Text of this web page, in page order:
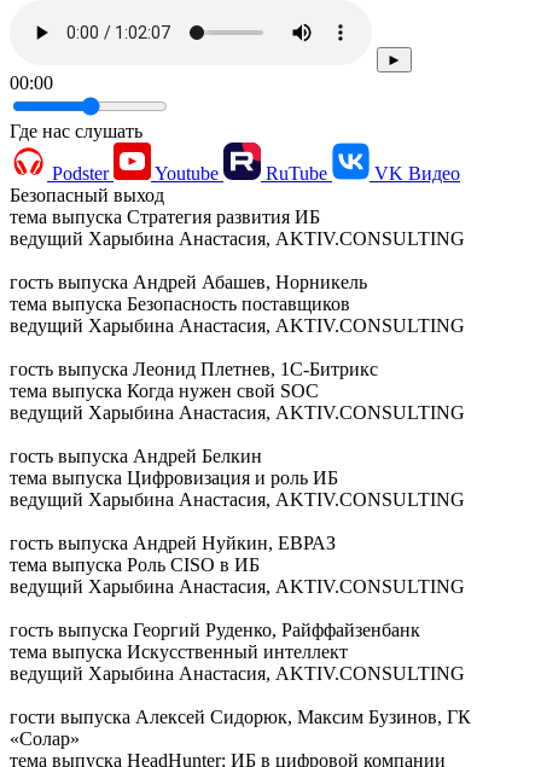
►
00:00
Где нас слушать
Podster Youtube RuTube
VK Видео
Безопасный выход
тема выпуска Стратегия развития ИБ
ведущий Харыбина Анастасия, AKTIV.CONSULTING
гость выпуска Андрей Абашев, Норникель
тема выпуска Безопасность поставщиков
ведущий Харыбина Анастасия, AKTIV.CONSULTING
гость выпуска Леонид Плетнев, 1С-Битрикс
тема выпуска Когда нужен свой SOC
ведущий Харыбина Анастасия, AKTIV.CONSULTING
гость выпуска Андрей Белкин
тема выпуска Цифровизация и роль ИБ
ведущий Харыбина Анастасия, AKTIV.CONSULTING
гость выпуска Андрей Нуйкин, ЕВРАЗ
тема выпуска Роль CISO в ИБ
ведущий Харыбина Анастасия, AKTIV.CONSULTING
гость выпуска Георгий Руденко, Райффайзенбанк
тема выпуска Искусственный интеллект
ведущий Харыбина Анастасия, AKTIV.CONSULTING
гости выпуска Алексей Сидорюк, Максим Бузинов, ГК
«Солар»
тема выпуска HeadHunter: ИБ в цифровой компании